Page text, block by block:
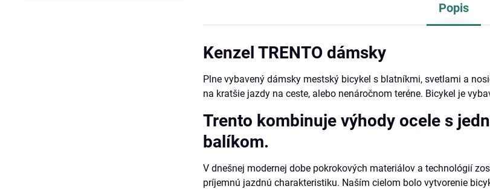
Popis
Kenzel TRENTO dámsky
Plne vybavený dámsky mestský bicykel s blatníkmi, svetlami a
na kratšie jazdy na ceste, alebo nenáročnom teréne. Bicykel je
Trento kombinuje výhody ocele s
balíkom.
V dnešnej modernej dobe pokrokových materiálov a technológií
príjemnú jazdnú charakteristiku. Naším cielom bolo vytvorenie